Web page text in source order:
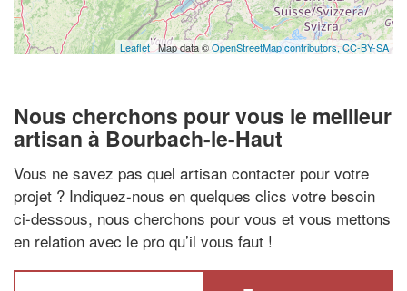
Leaflet| Map data ©OpenStreetMap contributors,CC-BY-SA
Nous cherchons pour vous le meilleur
artisan à Bourbach-le-Haut
Vous ne savez pas quel artisan contacter pour votre
projet ? Indiquez-nous en quelques clics votre besoin
ci-dessous, nous cherchons pour vous et vous mettons
en relation avec le pro qu’il vous faut !